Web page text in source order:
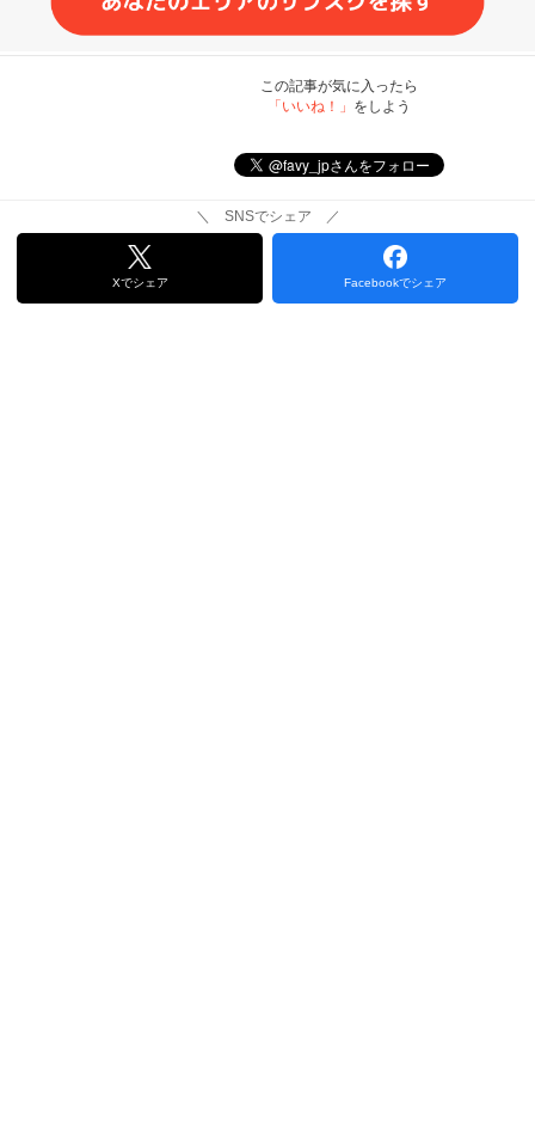
この記事が気に入ったら
「いいね！」 をしよう
＼ SNSでシェア ／
Xでシェア Facebookでシェア